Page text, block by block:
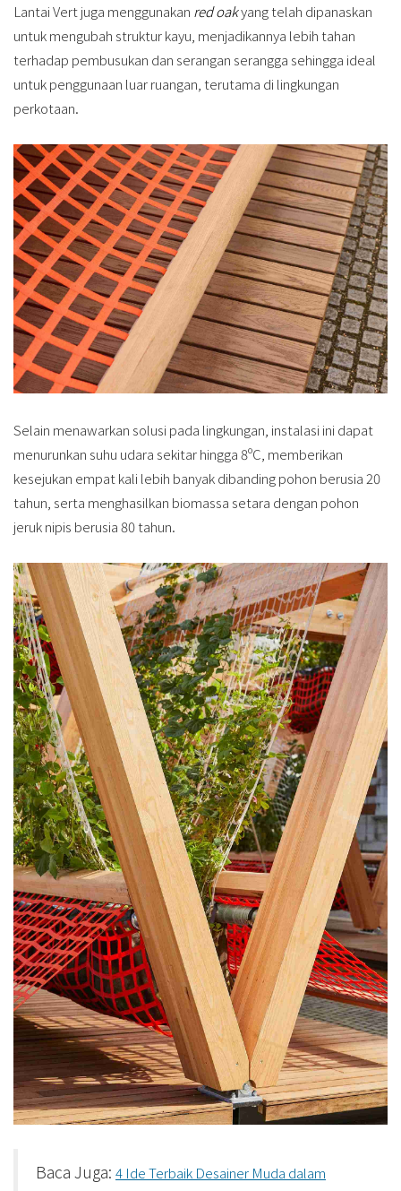
Lantai Vert juga menggunakan red oakyang telah dipanaskan
untuk mengubah struktur kayu, menjadikannya lebih tahan
terhadap pembusukan dan serangan serangga sehingga ideal
untuk penggunaan luar ruangan, terutama di lingkungan
perkotaan.
Selain menawarkan solusi pada lingkungan, instalasi ini dapat
menurunkan suhu udara sekitar hingga 8ºC, memberikan
kesejukan empat kali lebih banyak dibanding pohon berusia 20
tahun, serta menghasilkan biomassa setara dengan pohon
jeruk nipis berusia 80 tahun.
Baca Juga: 4 Ide Terbaik Desainer Muda dalam